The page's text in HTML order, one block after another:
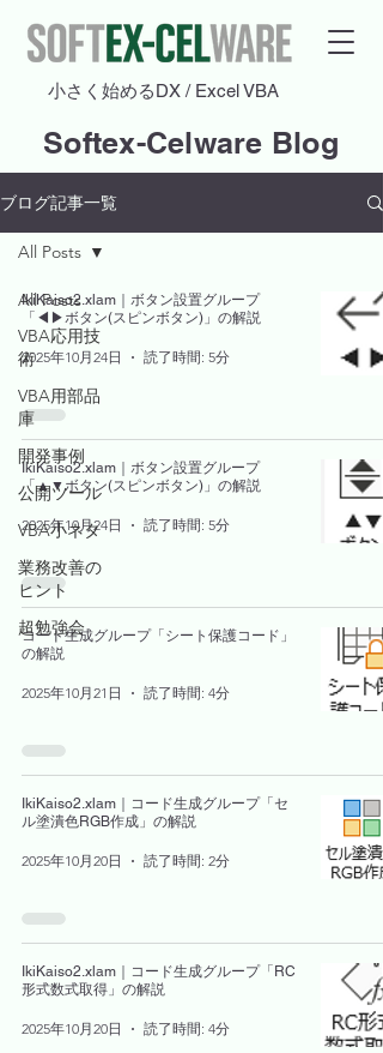
​小さく始めるDX / Excel VBA
Softex-Celware Blog
ブログ記事一覧
All Posts
VBA応用技
術
VBA用部品
庫
開発事例
公開ツール
VBA小ネタ
業務改善の
ヒント
超勉強会
All Posts
IkiKaiso2.xlam｜ボタン設置グループ
「◀▶ボタン(スピンボタン)」の解説
2025年10月24日 読了時間: 5分
IkiKaiso2.xlam｜ボタン設置グループ
「▲▼ボタン(スピンボタン)」の解説
2025年10月24日 読了時間: 5分
コード生成グループ「シート保護コード」
の解説
2025年10月21日 読了時間: 4分
IkiKaiso2.xlam｜コード生成グループ「セ
ル塗潰色RGB作成」の解説
2025年10月20日 読了時間: 2分
IkiKaiso2.xlam｜コード生成グループ「RC
形式数式取得」の解説
2025年10月20日 読了時間: 4分